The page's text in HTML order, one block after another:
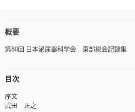
概要
第80回 日本泌尿器科学会 東部総会記録集
目次
序文
武田 正之